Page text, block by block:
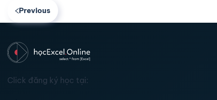
Previous
Click đăng ký học tại: